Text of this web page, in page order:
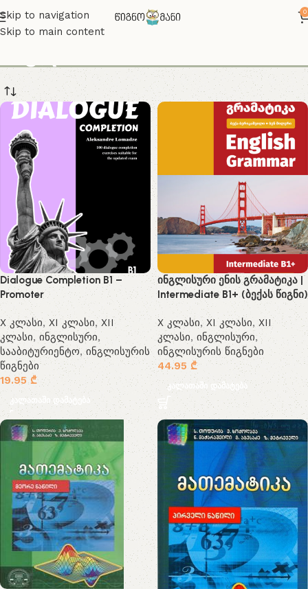
Skip to navigation
Skip to main content
0
Dialogue Completion B1 –
Promoter
X კლასი, XI კლასი,XII
კლასი, ინგლისური,
სააბიტურიენტო,ინგლისურის
წიგნები
19.95₾
კალათაში დამატება
ინგლისური ენის გრამატიკა |
Intermediate B1+ (ბექას წიგნი)
X კლასი, XI კლასი, XII
კლასი,ინგლისური,
ინგლისურის წიგნები
44.95 ₾
კალათაში დამატება